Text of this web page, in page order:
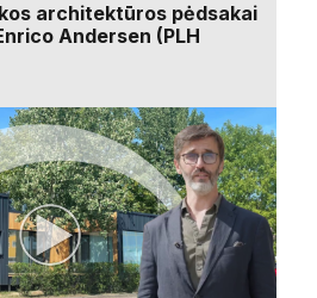
architektūros pėdsakai
Andersen (PLH